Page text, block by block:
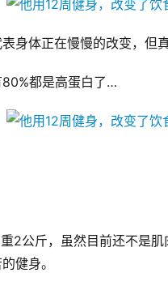
身体正在慢慢的改变，但
都是高蛋白了…
2公斤，虽然目前还不是
健身。